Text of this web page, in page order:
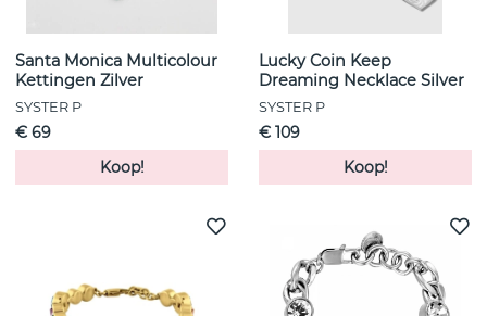
Santa Monica Multicolour
Kettingen Zilver
SYSTER P
€ 69
Koop!
Lucky Coin Keep
Dreaming Necklace Silver
SYSTER P
€ 109
Koop!